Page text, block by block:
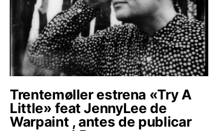
Trentemøller estrena «Try A
Little» feat JennyLee de
Warpaint , antes de publicar